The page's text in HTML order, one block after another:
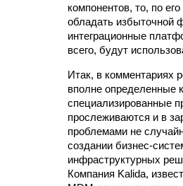
компонентов, то, по
обладать избыточной
интеграционные
всего, будут
Итак, в комментариях
вполне определенные
специализированные
прослеживаются и в
проблемами не
создании бизнес-
инфраструктурных
Компания Kalida,